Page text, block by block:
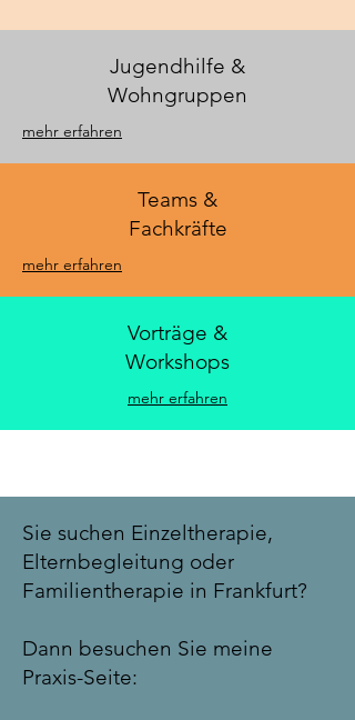
Jugendhilfe &
Wohngruppen
mehr erfahren
Teams &
Fachkräfte
mehr erfahren
Vorträge &
Workshops
mehr erfahren
Sie suchen Einzeltherapie,
Elternbegleitung oder
Familientherapie in Frankfurt?
Dann besuchen Sie meine
Praxis-Seite: